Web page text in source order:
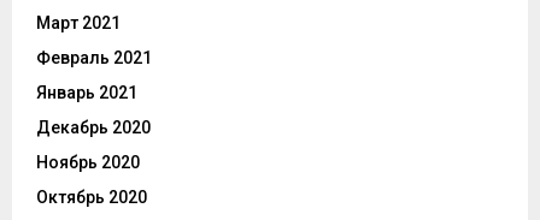
Март 2021
Февраль 2021
Январь 2021
Декабрь 2020
Ноябрь 2020
Октябрь 2020